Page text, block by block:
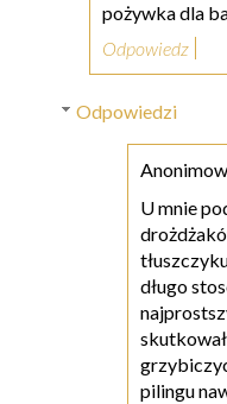
pożywka dla
Odpowiedz
Odpowiedzi
U mnie
długo
pilingu